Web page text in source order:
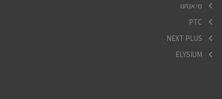
מי אנחנו
PTC
NEXT PLUS
ELYSIUM